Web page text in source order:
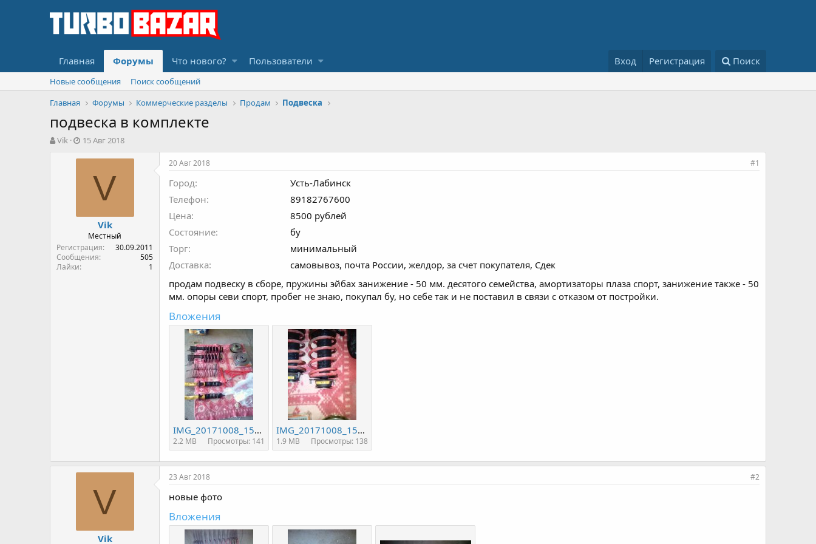
Главная Форумы Что нового? Пользователи Вход Регистрация Поиск
Новые сообщения
Поиск сообщений
Главная
Форумы Коммерческие разделы Продам Подвеска
подвеска в комплекте
А
Vik
Д
т
а
15 Авг 2018
V
Vik
Местный
Регистрация
30.09.2011
Сообщения
505
Лайки
1
20 Авг 2018 #1
Город
Усть-Лабинск
Телефон
89182767600
Цена
8500 рублей
Состояние
бу
Торг
минимальный
Доставка
самовывоз, почта России, желдор, за счет покупателя, Сдек
продам подвеску в сборе, пружины эйбах занижение - 50 мм. десятого семейства, амортизаторы плаза спорт, занижение также - 50
мм. опоры севи спорт, пробег не знаю, покупал бу, но себе так и не поставил в связи с отказом от постройки.
Вложения
IMG_20171008_151518.jpg
2.2 MB Просмотры: 141
IMG_20171008_151545.jpg
1.9 MB Просмотры: 138
V
Vik
23 Авг 2018 #2
новые фото
Вложения